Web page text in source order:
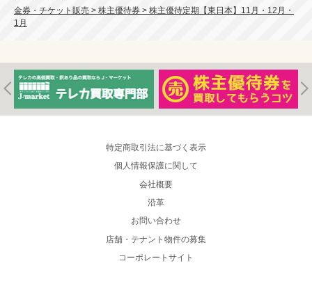
金券・チケット販売 > 株主優待券 > 株主優待定期【東日本】11月・12月・
1月
特定商取引法に基づく表示
個人情報保護に関して
会社概要
沿革
お問い合わせ
店舗・テナント物件の募集
コーポレートサイト